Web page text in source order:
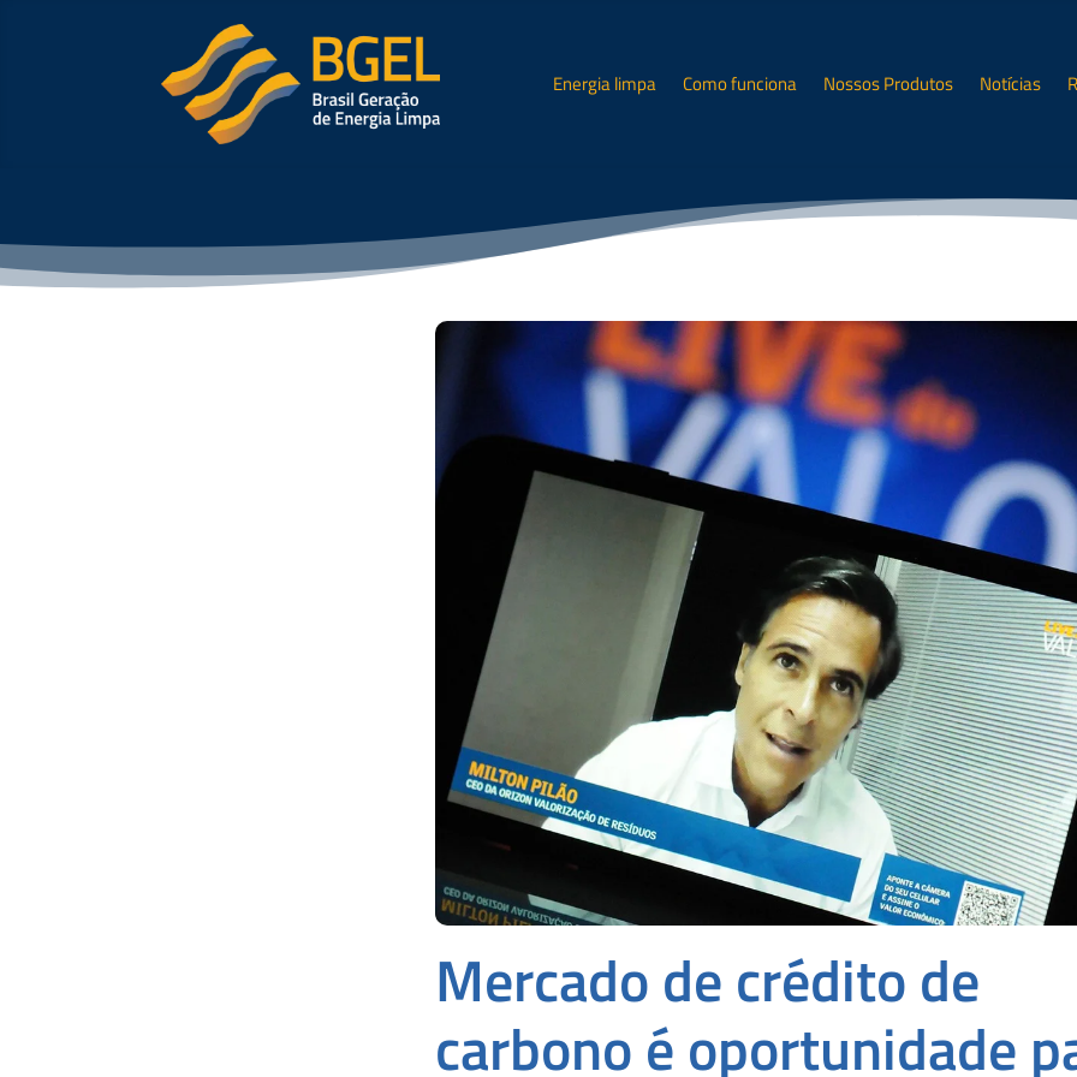
Energia limpa Como funciona Nossos Produtos Notícias
Mercado de crédito de
carbono é oportunidade